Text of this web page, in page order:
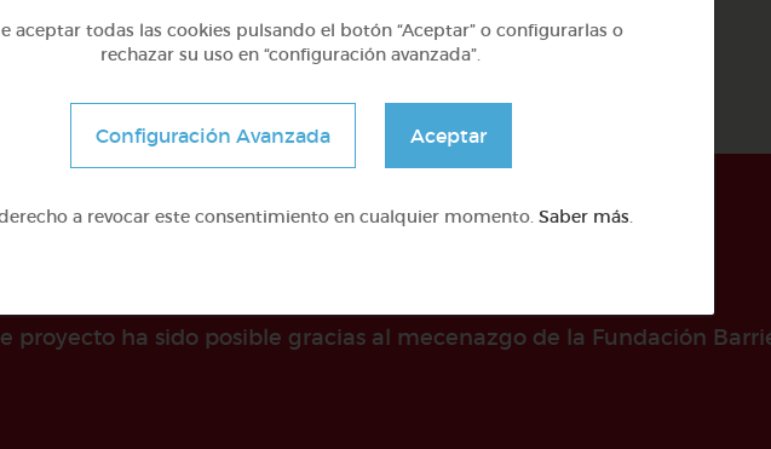
@Webparaelespanol @Webparaelespanol
proyecto ha sido posible gracias al mecenazgo de la Fundación
aceptar todas las cookies pulsando el botón “Aceptar” o configurarlas o
rechazar su uso en “configuración avanzada”.
Configuración Avanzada Aceptar
a revocar este consentimiento en cualquier momento. Saber más.